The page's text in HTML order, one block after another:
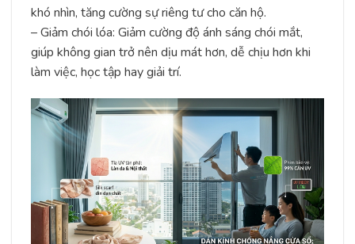
khó nhìn, tăng cường sự riêng tư cho căn hộ.
– Giảm chói lóa: Giảm cường độ ánh sáng chói mắt,
giúp không gian trở nên dịu mát hơn, dễ chịu hơn khi
làm việc, học tập hay giải trí.